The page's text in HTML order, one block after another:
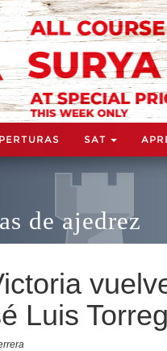
SAT
de ajedrez
Luis